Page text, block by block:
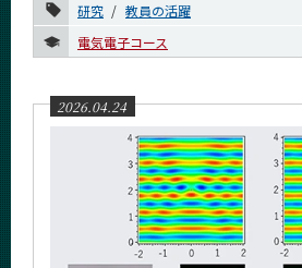
研究
教員の活躍
電気電子コース
2026.04.24